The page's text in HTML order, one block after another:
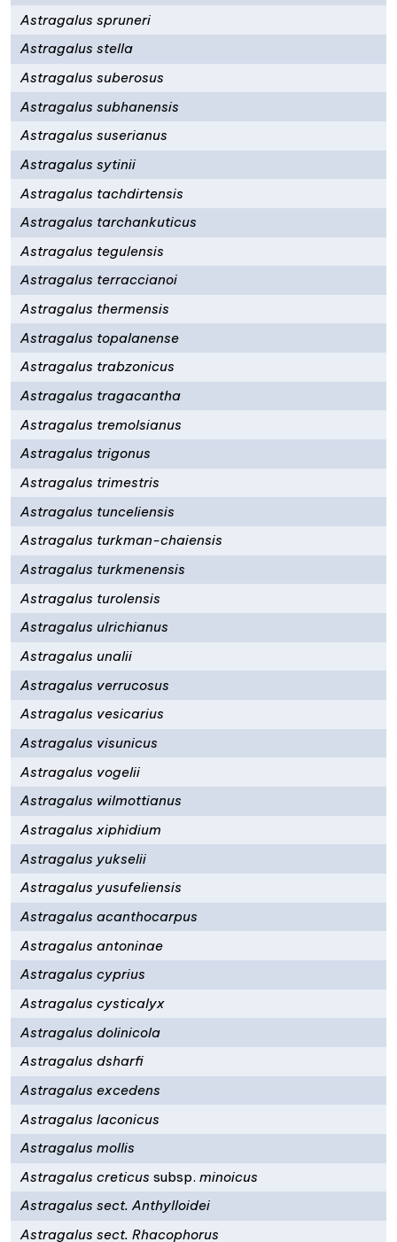
Astragalus spruneri
Astragalus stella
Astragalus suberosus
Astragalus subhanensis
Astragalus suserianus
Astragalus sytinii
Astragalus tachdirtensis
Astragalus tarchankuticus
Astragalus tegulensis
Astragalus terraccianoi
Astragalus thermensis
Astragalus topalanense
Astragalus trabzonicus
Astragalus tragacantha
Astragalus tremolsianus
Astragalus trigonus
Astragalus trimestris
Astragalus tunceliensis
Astragalus turkman-chaiensis
Astragalus turkmenensis
Astragalus turolensis
Astragalus ulrichianus
Astragalus unalii
Astragalus verrucosus
Astragalus vesicarius
Astragalus visunicus
Astragalus vogelii
Astragalus wilmottianus
Astragalus xiphidium
Astragalus yukselii
Astragalus yusufeliensis
Astragalus acanthocarpus
Astragalus antoninae
Astragalus cyprius
Astragalus cysticalyx
Astragalus dolinicola
Astragalus dsharfi
Astragalus excedens
Astragalus laconicus
Astragalus mollis
Astragalus creticussubsp. minoicus
Astragalus sect. Anthylloidei
Astragalus sect. Rhacophorus